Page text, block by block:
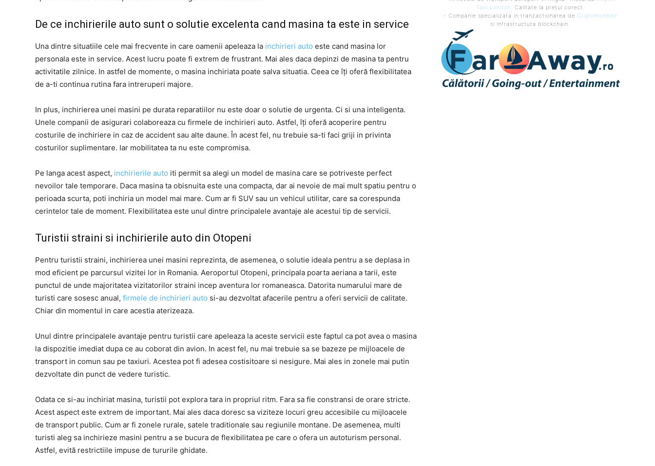
De ce inchirierile auto sunt o solutie excelenta cand masina ta este in service
Una dintre situatiile cele mai frecvente in care oamenii apeleaza la inchirieri auto este cand masina lor
personala este in service. Acest lucru poate fi extrem de frustrant. Mai ales daca depinzi de masina ta pentru
activitatile zilnice. In astfel de momente, o masina inchiriata poate salva situatia. Ceea ce îți oferă flexibilitatea
de a-ti continua rutina fara intreruperi majore.
In plus, inchirierea unei masini pe durata reparatiilor nu este doar o solutie de urgenta. Ci si una inteligenta.
Unele companii de asigurari colaboreaza cu firmele de inchirieri auto. Astfel, îți oferă acoperire pentru
costurile de inchiriere in caz de accident sau alte daune. În acest fel, nu trebuie sa-ti faci griji in privinta
costurilor suplimentare. Iar mobilitatea ta nu este compromisa.
Pe langa acest aspect, inchirierile auto iti permit sa alegi un model de masina care se potriveste perfect
nevoilor tale temporare. Daca masina ta obisnuita este una compacta, dar ai nevoie de mai mult spatiu pentru o
perioada scurta, poti inchiria un model mai mare. Cum ar fi SUV sau un vehicul utilitar, care sa corespunda
cerintelor tale de moment. Flexibilitatea este unul dintre principalele avantaje ale acestui tip de servicii.
Turistii straini si inchirierile auto din Otopeni
Pentru turistii straini, inchirierea unei masini reprezinta, de asemenea, o solutie ideala pentru a se deplasa in
mod eficient pe parcursul vizitei lor in Romania. Aeroportul Otopeni, principala poarta aeriana a tarii, este
punctul de unde majoritatea vizitatorilor straini incep aventura lor romaneasca. Datorita numarului mare de
turisti care sosesc anual, firmele de inchirieri auto si-au dezvoltat afacerile pentru a oferi servicii de calitate.
Chiar din momentul in care acestia aterizeaza.
Unul dintre principalele avantaje pentru turistii care apeleaza la aceste servicii este faptul ca pot avea o masina
la dispozitie imediat dupa ce au coborat din avion. In acest fel, nu mai trebuie sa se bazeze pe mijloacele de
transport in comun sau pe taxiuri. Acestea pot fi adesea costisitoare si nesigure. Mai ales in zonele mai putin
dezvoltate din punct de vedere turistic.
Odata ce si-au inchiriat masina, turistii pot explora tara in propriul ritm. Fara sa fie constransi de orare stricte.
Acest aspect este extrem de important. Mai ales daca doresc sa viziteze locuri greu accesibile cu mijloacele
de transport public. Cum ar fi zonele rurale, satele traditionale sau regiunile montane. De asemenea, multi
turisti aleg sa inchirieze masini pentru a se bucura de flexibilitatea pe care o ofera un autoturism personal.
Astfel, evită restrictiile impuse de tururile ghidate.
Taxi London. Calitate la prețul corect.
- Companie specializata in tranzactionarea de Criptomonede
si infrastructura blockchain.